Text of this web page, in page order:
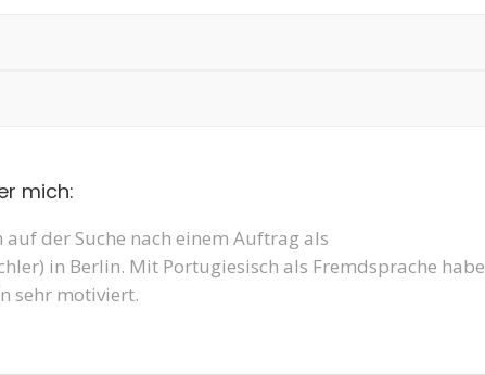
mich:
der Suche nach einem Auftrag als
in Berlin. Mit Portugiesisch als Fremdsprache habe
sehr motiviert.